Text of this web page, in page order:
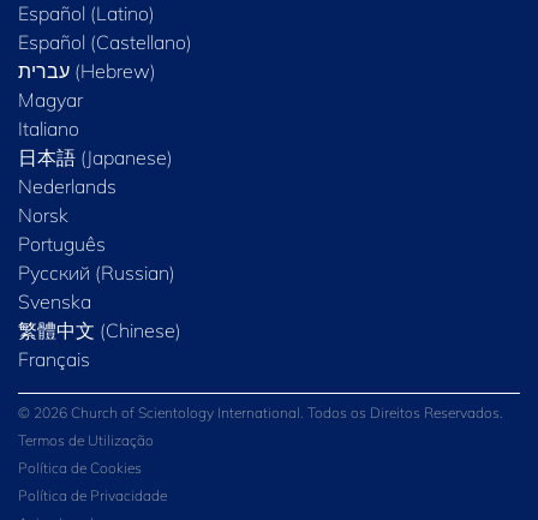
Español (Latino)
Español (Castellano)
Magyar
Italiano
日本語 (Japanese)
Nederlands
Norsk
Português
Русский (Russian)
Svenska
繁體中文 (Chinese)
Français
© 2026 Church of Scientology International. Todos os Direitos Reservados.
Termos de Utilização
Política de Cookies
Política de Privacidade